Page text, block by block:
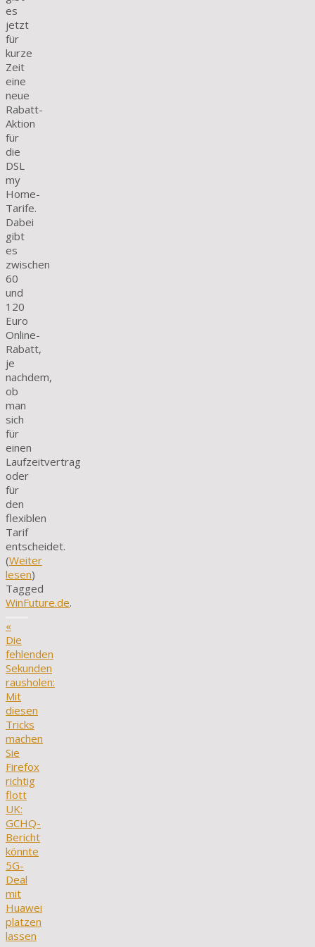
es
jetzt
für
kurze
Zeit
eine
neue
Rabatt-
Aktion
für
die
DSL
my
Home-
Tarife.
Dabei
gibt
es
zwischen
60
und
120
Euro
Online-
Rabatt,
je
nachdem,
ob
man
sich
für
einen
Laufzeitvertrag
oder
für
den
flexiblen
Tarif
entscheidet.
(Weiter
lesen)
Tagged
WinFuture.de.
«
Die
fehlenden
Sekunden
rausholen:
Mit
diesen
Tricks
machen
Sie
Firefox
richtig
flott
UK:
GCHQ-
Bericht
könnte
5G-
Deal
mit
Huawei
platzen
lassen